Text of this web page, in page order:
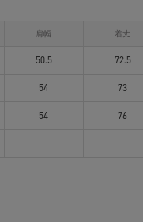
肩幅 着丈
50.5 72.5
54 73
54 76